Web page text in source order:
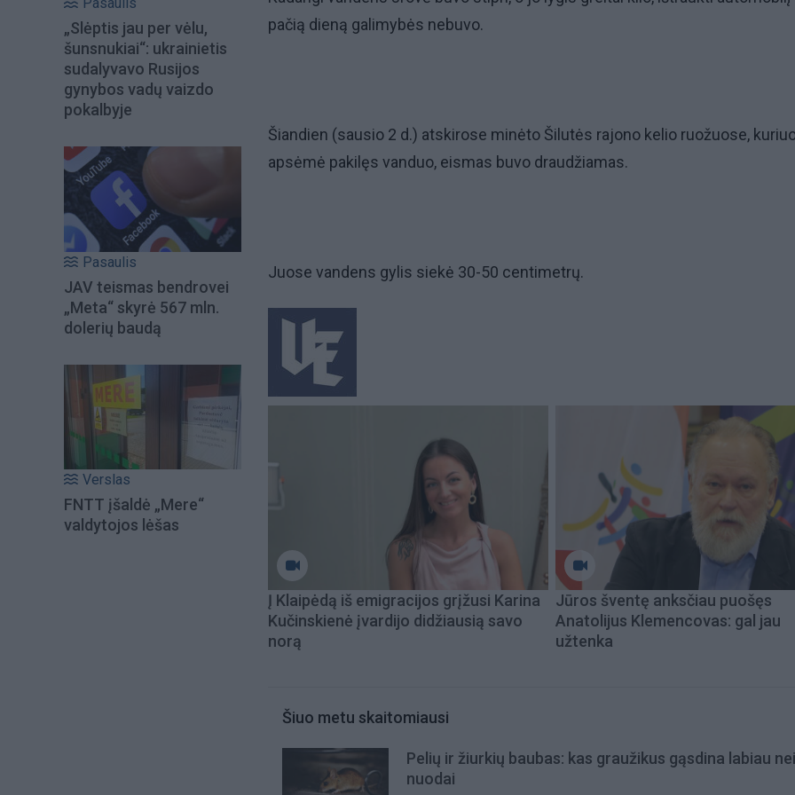
„Slėptis jau per vėlu,
šunsnukiai“: ukrainietis
sudalyvavo Rusijos
gynybos vadų vaizdo
pokalbyje
Pasaulis
JAV teismas bendrovei
„Meta“ skyrė 567 mln.
dolerių baudą
Verslas
FNTT įšaldė „Mere“
valdytojos lėšas
pačią dieną galimybės nebuvo.
Šiandien (sausio 2 d.) atskirose minėto Šilutės rajono kelio ruožuose,
apsėmė pakilęs vanduo, eismas buvo draudžiamas.
Juose vandens gylis siekė 30-50 centimetrų.
Į Klaipėdą iš emigracijos grįžusi Karina
Kučinskienė įvardijo didžiausią savo
norą
Jūros šventę anksčiau puošęs
Anatolijus Klemencovas: gal jau
užtenka
Šiuo metu skaitomiausi
Pelių ir žiurkių baubas: kas graužikus gąsdina labiau nei
nuodai